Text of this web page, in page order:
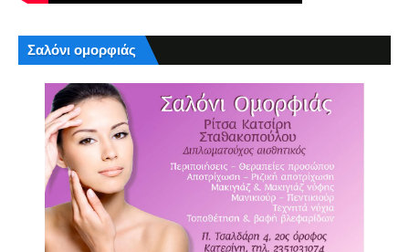
Σαλόνι ομορφιάς